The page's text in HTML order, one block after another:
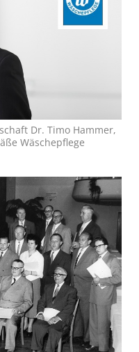
Dr. Timo Hammer,
Wäschepflege